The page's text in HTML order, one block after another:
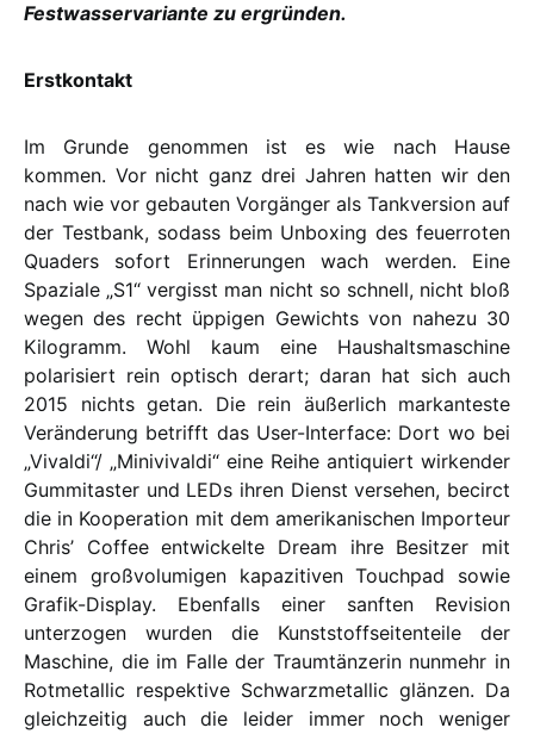
Festwasservariante zu ergründen.
Erstkontakt
Im Grunde genommen ist es wie nach Hause
kommen. Vor nicht ganz drei Jahren hatten wir den
nach wie vor gebauten Vorgänger als Tankversion auf
der Testbank, sodass beim Unboxing des feuerroten
Quaders sofort Erinnerungen wach werden. Eine
Spaziale „S1“ vergisst man nicht so schnell, nicht bloß
wegen des recht üppigen Gewichts von nahezu 30
Kilogramm. Wohl kaum eine Haushaltsmaschine
polarisiert rein optisch derart; daran hat sich auch
2015 nichts getan. Die rein äußerlich markanteste
Veränderung betrifft das User-Interface: Dort wo bei
„Vivaldi“/ „Minivivaldi“ eine Reihe antiquiert wirkender
Gummitaster und LEDs ihren Dienst versehen, becirct
die in Kooperation mit dem amerikanischen Importeur
Chris’ Coffee entwickelte Dream ihre Besitzer mit
einem großvolumigen kapazitiven Touchpad sowie
Grafik-Display. Ebenfalls einer sanften Revision
unterzogen wurden die Kunststoffseitenteile der
Maschine, die im Falle der Traumtänzerin nunmehr in
Rotmetallic respektive Schwarzmetallic glänzen. Da
gleichzeitig auch die leider immer noch weniger